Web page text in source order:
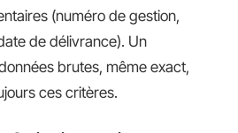
(numéro de gestion,
de délivrance). Un
brutes, même exact,
ces critères.